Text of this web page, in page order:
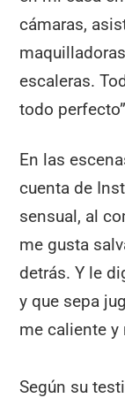
cámaras,
escaleras.
todo
En las
cuenta de
sensual, al
me gusta
detrás. Y le
y que sepa
me caliente y
Según su